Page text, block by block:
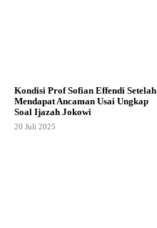
Kondisi Prof Sofian Effendi Setelah
Mendapat Ancaman Usai Ungkap
Soal Ijazah Jokowi
20 Juli 2025